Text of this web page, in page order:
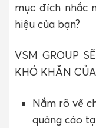
mục đích nhắc
hiệu của bạn?
VSM GROUP
KHÓ KHĂN
Nắm rõ về
quảng cáo